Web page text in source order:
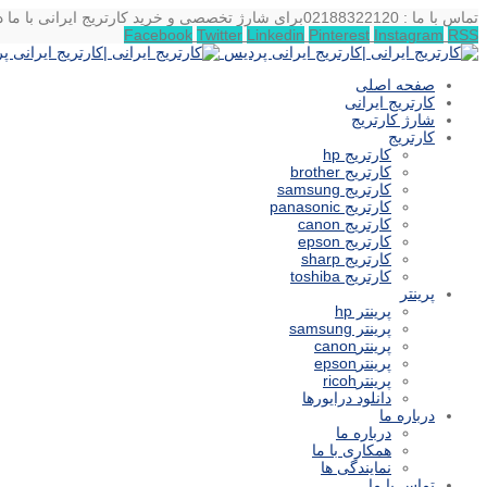
تماس با ما : 02188322120
برای شارژ تخصصی و خرید کارتریج ایرانی با ما
Facebook Twitter Linkedin Pinterest Instagram RSS
صفحه اصلی
کارتریج ایرانی
شارژ کارتریج
کارتریج
کارتریج hp
کارتریج brother
کارتریج samsung
کارتریج panasonic
کارتریج canon
کارتریج epson
کارتریج sharp
کارتریج toshiba
پرینتر
پرینتر hp
پرینتر samsung
پرینترcanon
پرینترepson
پرینترricoh
دانلود درایورها
درباره ما
درباره ما
همکاری با ما
نمایندگی ها